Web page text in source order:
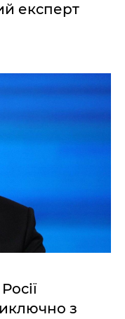
експерт
з